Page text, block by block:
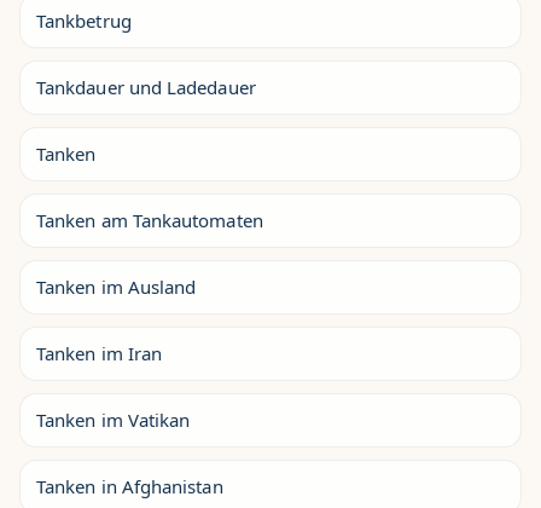
Tankbetrug
Tankdauer und Ladedauer
Tanken
Tanken am Tankautomaten
Tanken im Ausland
Tanken im Iran
Tanken im Vatikan
Tanken in Afghanistan